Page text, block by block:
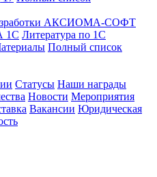
АКСИОМА-СОФТ
1С Литература по 1С
Полный список
Статусы Наши награды
Новости Мероприятия
Вакансии Юридическая